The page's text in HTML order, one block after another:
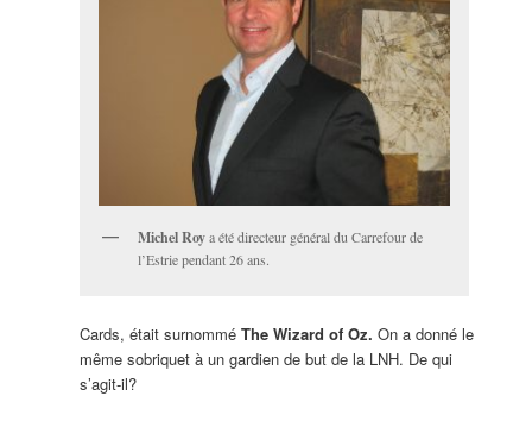
Michel Roya été directeur général du Carrefour de
l’Estrie pendant 26 ans.
Cards, était surnommé The Wizard of Oz. On a donné le
même sobriquet à un gardien de but de la LNH. De qui
s’agit-il?